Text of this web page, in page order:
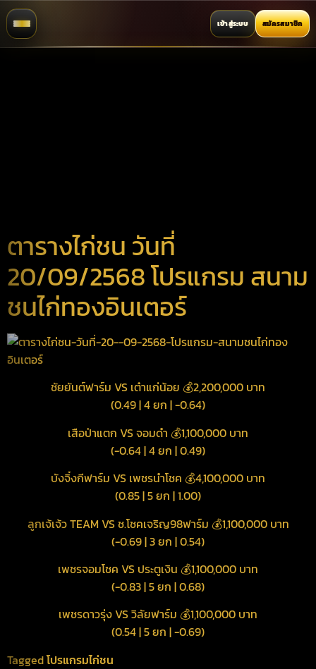
เข้าสู่ระบบ สมัครสมาชิก
ตารางไก่ชน วันที่
20/09/2568 โปรแกรม สนาม
ชนไก่ทองอินเตอร์
ชัยยันต์ฟาร์ม VS เต๋าแก่น้อย 💰2,200,000 บาท
(0.49 | 4 ยก | -0.64)
เสือป่าแตก VS จอมดำ 💰1,100,000 บาท
(-0.64 | 4 ยก | 0.49)
บังจิ๋งกีฟาร์ม VS เพชรนำโชค 💰4,100,000 บาท
(0.85 | 5 ยก | 1.00)
ลูกเจ้เจ้ว TEAM VS ช.โชคเจริญ98ฟาร์ม 💰1,100,000 บาท
(-0.69 | 3 ยก | 0.54)
เพชรจอมโชค VS ประตูเงิน 💰1,100,000 บาท
(-0.83 | 5 ยก | 0.68)
เพชรดาวรุ่ง VS วิลัยฟาร์ม 💰1,100,000 บาท
(0.54 | 5 ยก | -0.69)
Taggedโปรแกรมไก่ชน